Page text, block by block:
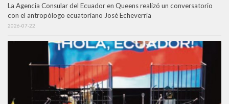
La Agencia Consular del Ecuador en Queens realizó un conversatorio
con el antropólogo ecuatoriano José Echeverría
2026-07-22